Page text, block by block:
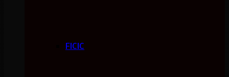
FICIC